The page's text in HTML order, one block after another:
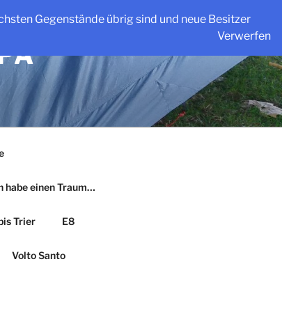
Gegenstände übrig sind und neue Besitzer
Verwerfen
habe einen Traum…
Trier E8
Volto Santo